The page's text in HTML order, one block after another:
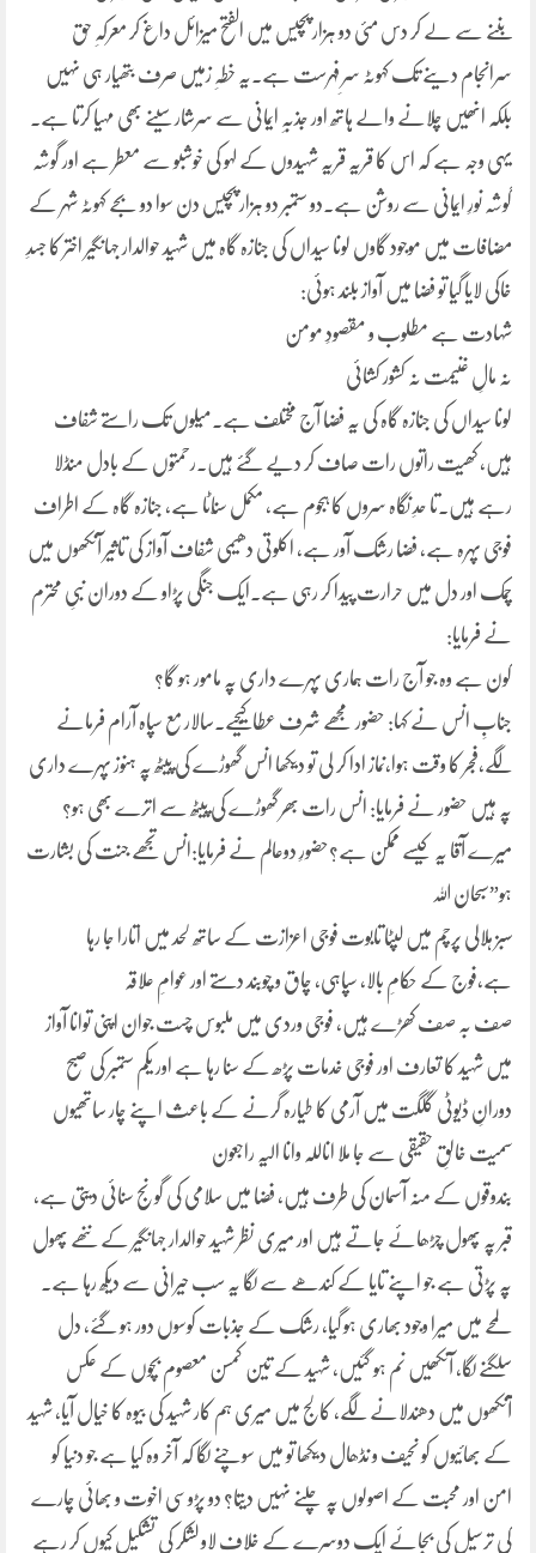
بننے سے لے کر دس مئی دو ہزار پچیس میں الفتح میزائل داغ کر معرکہِ حق
سرانجام دینے تک کہوٹہ سرِ فہرست ہے۔یہ خطہِ زمیں صرف بتھیار ہی نہیں
بلکہ انھیں چلانے والے ہاتھ اور جذبہِ ایمانی سے سرشار سینے بھی مہیا کرتا ہے۔
یہی وجہ ہے کہ اس کا قریہ قریہ شہیدوں کے لہو کی خوشبو سے معطر ہے اور گوشہ
گوشہ نورِ ایمانی سے روشن ہے۔دو ستمبر دو ہزار پچیس دن سوا دو بجے کہوٹہ شہر کے
مضافات میں موجود گاوں لونا سیداں کی جنازہ گاہ میں شہید حوالدار جہانگیر اختر کا جسدِ
خاکی لایا گیا تو فضا میں آواز بلند ہوئی:
شہادت ہے مطلوب و مقصودِ مومن
نہ مالِ غنیمت نہ کشور کشائی
لونا سیداں کی جنازہ گاہ کی یہ فضا آج مختلف ہے۔مِیلوں تک راستے شفاف
ہیں، کھیت راتوں رات صاف کر دیے گئے ہیں۔رحمتوں کے بادل منڈلا
رہے ہیں۔تا حدِ نگاہ سروں کا ہجوم ہے، مکمل سنّاٹا ہے، جنازہ گاہ کے اطراف
فوجی پہرہ ہے، فضا رشک آور ہے، اکلوتی دھیمی شفاف آواز کی تاثیر آنکھوں میں
چمک اور دل میں حرارت پیدا کر رہی ہے۔ایک جنگی پڑاو کے دوران نبیِ محترم
نے فرمایا:
کون ہے وہ جو آج رات ہماری پہرے داری پہ مامور ہو گا؟
جنابِ انس نے کہا: حضور مجھے شرف عطا کیجیے.سالار مع سپاہ آرام فرمانے
لگے،فجر کا وقت ہوا،نماز ادا کر لی تو دیکھا انس گھوڑے کی پیٹھ پہ ہنوز پہرے داری
پہ ہیں حضور نے فرمایا: انس رات بھر گھوڑے کی پیٹھ سے اترے بھی ہو؟
میرے آقا یہ کیسے ممکن ہے؟حضورِ دوعالم نے فرمایا:انس تجھے جنت کی بشارت
ہو”سبحان اللہ
سبز ہلالی پرچم میں لپٹا تابوت فوجی اعزازت کے ساتھ لحد میں اتارا جا رہا
ہے،فوج کے حکامِ بالا، سپاہی، چاق و چوبند دستے اور عوامِ علاقہ
صف بہ صف کھڑے ہیں، فوجی وردی میں ملبوس چست جوان اپنی توانا آواز
میں شہید کا تعارف اور فوجی خدمات پڑھ کے سنا رہا ہے اور یکم ستمبر کی صبح
دورانِ ڈیوٹی گلگت میں آرمی کا طیارہ گرنے کے باعث اپنے چار ساتھیوں
سمیت خالقِ حقیقی سے جا ملا اناللہ وانا الیہ راجعون
بندوقوں کے منہ آسمان کی طرف ہیں، فضا میں سلامی کی گونج سنائی دیتی ہے،
قبر پہ پھول چڑھائے جاتے ہیں اور میری نظر شہید حوالدار جہانگیر کے ننھے پھول
پہ پڑتی ہے جو اپنے تایا کے کندھے سے لگا یہ سب حیرانی سے دیکھ رہا ہے۔
لمحے میں میرا وجود بھاری ہو گیا، رشک کے جذبات کوسوں دور ہو گئے، دل
سلگنے لگا، آنکھیں نم ہو گئیں، شہید کے تین کمسن معصوم بچوں کے عکس
آنکھوں میں دھندلانے لگے، کالج میں میری ہم کار شہید کی بیوہ کا خیال آیا، شہید
کے بھائیوں کو نحیف و نڈھال دیکھا تو میں سوچنے لگا کہ آخر وہ کیا ہے جو دنیا کو
امن اور محبت کے اصولوں پہ چلنے نہیں دیتا؟ دو پڑوسی اخوت و بھائی چارے
کی ترسیل کی بجائے ایک دوسرے کے خلاف لاو لشکر کی تشکیل کیوں کر رہے